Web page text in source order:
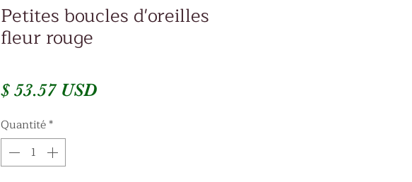
Petites boucles d'oreilles
fleur rouge
$ 53.57 USDPrix
Quantité*